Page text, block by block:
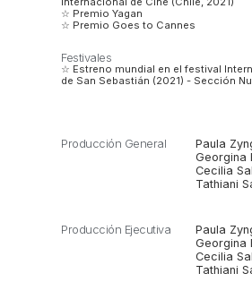
☆ Premio Yagan
☆ Premio Goes to Cannes
Festivales
☆ Estreno mundial en el festival
de San Sebastián (2021) - Sección
Producción General
Paula
Georgina
Cecilia
Tathiani
Producción Ejecutiva
Paula
Georgina
Cecilia
Tathiani